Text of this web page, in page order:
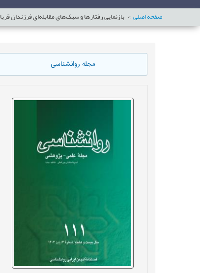
صفحه اصلی بازنمایی رفتارها و سبک‌های مقابله‌ای فرزندان
مجله روانشناسی